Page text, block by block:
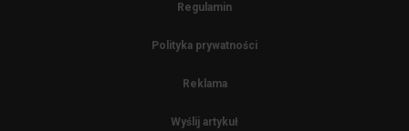
Regulamin
Polityka prywatności
Reklama
Wyślij artykuł